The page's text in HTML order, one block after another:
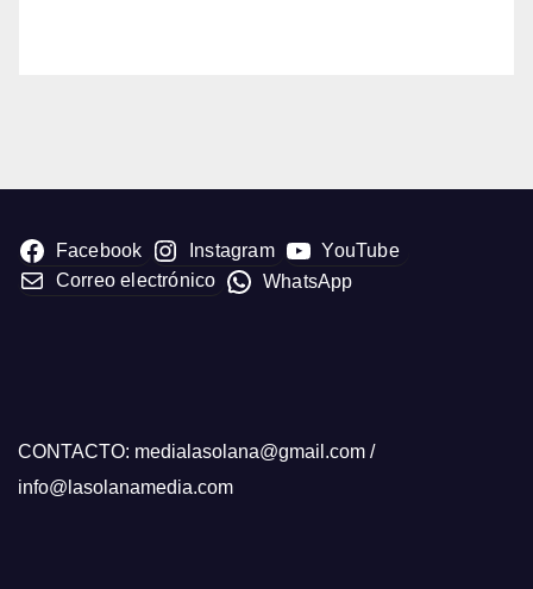
Facebook Instagram
YouTube
Correo electrónico
WhatsApp
CONTACTO: medialasolana@gmail.com /
info@lasolanamedia.com